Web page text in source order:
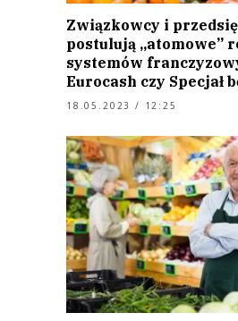
Związkowcy i
postulują „atomowe”
systemów
Eurocash czy Specjał
18.05.2023 / 12:25